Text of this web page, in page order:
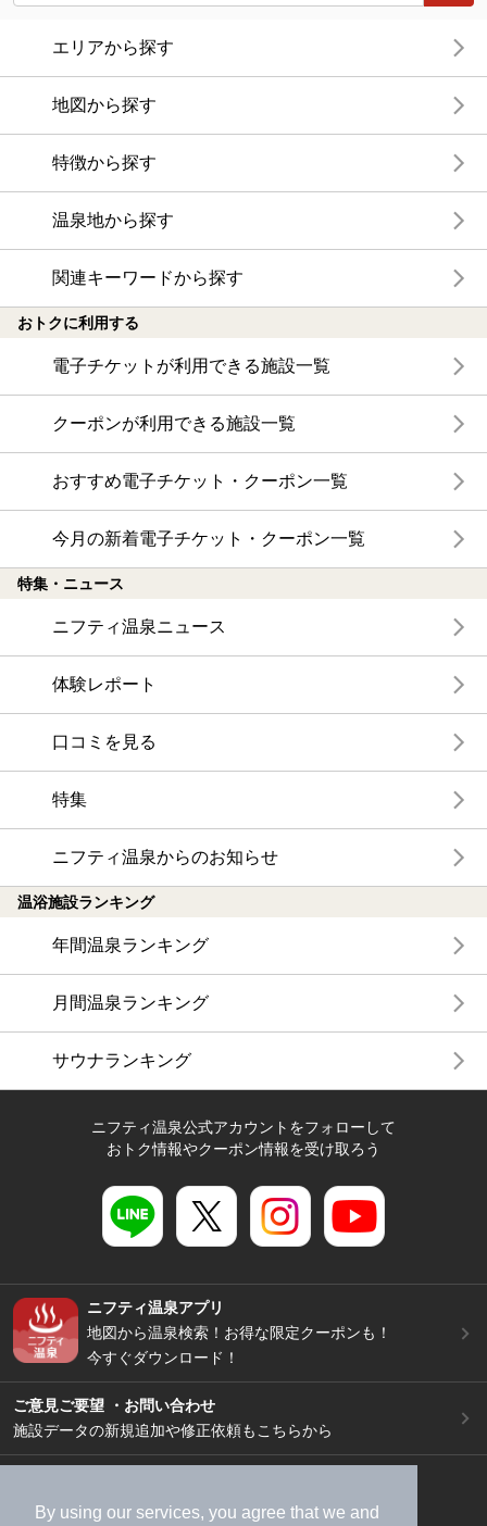
By using our services, you agree that we and
エリアから探す
地図から探す
特徴から探す
温泉地から探す
関連キーワードから探す
おトクに利用する
電子チケットが利用できる施設一覧
クーポンが利用できる施設一覧
おすすめ電子チケット・クーポン一覧
今月の新着電子チケット・クーポン一覧
特集・ニュース
ニフティ温泉ニュース
体験レポート
口コミを見る
特集
ニフティ温泉からのお知らせ
温浴施設ランキング
年間温泉ランキング
月間温泉ランキング
サウナランキング
ニフティ温泉公式アカウントをフォローして
おトク情報やクーポン情報を受け取ろう
ニフティ温泉アプリ
地図から温泉検索！お得な限定クーポンも！
今すぐダウンロード！
ご意見ご要望 ・お問い合わせ
施設データの新規追加や修正依頼もこちらから
加盟店募集（資料請求）
広告出稿のご案内